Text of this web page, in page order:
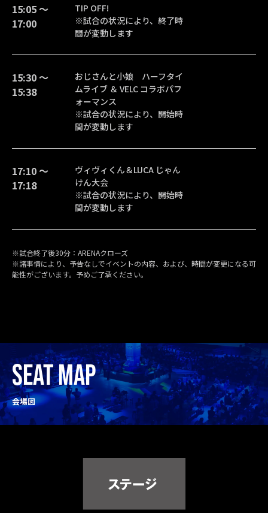
15:05 〜
17:00
TIP OFF!
※試合の状況により、終了時
間が変動します
15:30 〜
15:38
おじさんと小娘 ハーフタイ
ムライブ ＆ VELC コラボパフ
ォーマンス
※試合の状況により、開始時
間が変動します
17:10 〜
17:18
ヴィヴィくん＆LUCA じゃん
けん大会
※試合の状況により、開始時
間が変動します
※試合終了後30分：ARENAクローズ
※諸事情により、予告なしでイベントの内容、および、時間が変更になる可
能性がございます。予めご了承ください。
SEAT MAP
会場図